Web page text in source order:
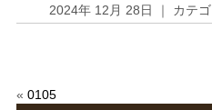
2024年 12月 28日 ｜ カテ
« 0105